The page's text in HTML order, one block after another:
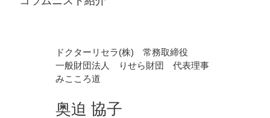
ドクターリセラ(株) 常務取締役
一般財団法人 りせら財団 代表理事
みこころ道
奥迫 協子